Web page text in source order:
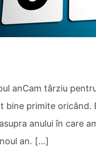
anCam târziu
bine primite oricând.
anului în care
an. […]